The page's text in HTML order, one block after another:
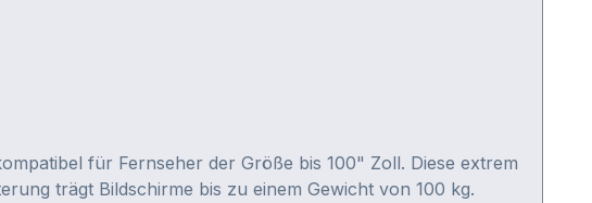
für Fernseher der Größe bis 100" Zoll. Diese extrem
trägt Bildschirme bis zu einem Gewicht von 100 kg.